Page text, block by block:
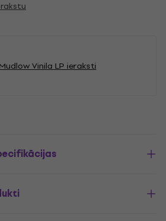
Mudlow Vinila LP ieraksti